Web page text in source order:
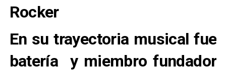
Rocker
En su trayectoria musical fue
batería y miembro fundador